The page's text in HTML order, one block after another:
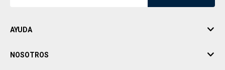
AYUDA
NOSOTROS